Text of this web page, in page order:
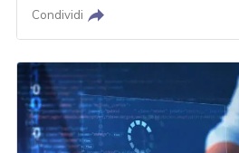
Condividi